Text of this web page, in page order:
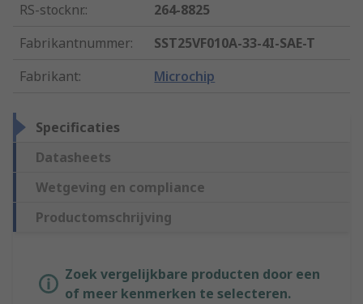
RS-stocknr.:
264-8825
Fabrikantnummer:
SST25VF010A-33-4I-SAE-T
Fabrikant: Microchip
Specificaties
Datasheets
Wetgeving en compliance
Productomschrijving
Zoek vergelijkbare producten door een
of meer kenmerken te selecteren.